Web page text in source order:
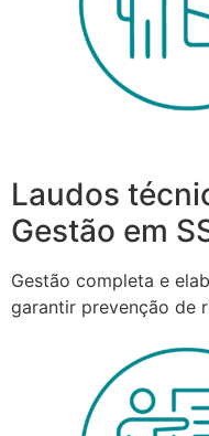
Laudos
Gestão em
Gestão completa e
garantir prevenção de